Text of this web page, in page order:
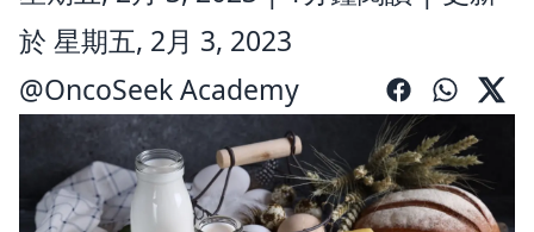
於 星期五, 2月 3, 2023
@OncoSeek Academy